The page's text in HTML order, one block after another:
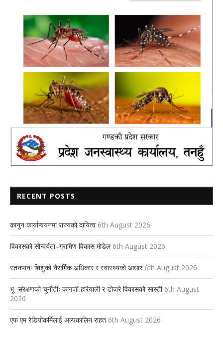
RECENT POSTS
कानुन कार्यान्वयनमा राज्यको दायित्व 6th August 2026
विकासको सौन्दर्यता–ग्रामिण विकास मोडेल 6th August 2026
स्तनपानः शिशुको नैसर्गिक अधिकार र स्वास्थ्यको आधार 6th August 2026
भू–संरक्षणको चुनौतीः कागजी हरियाली र डोजरे विकासको सास्ती 6th August
2026
एफ एम रेडियोकर्मिलाई अल्पकालिन राहत 6th August 2026